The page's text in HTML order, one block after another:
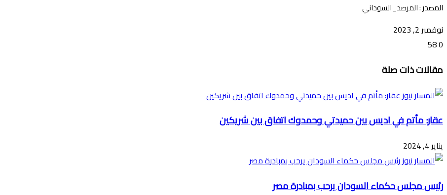
المصدر : المرصد_السوداني
نوفمبر 2, 2023
0
عبر
البريد
مقالات ذات صلة
عقار: مأتم في اديس بين حميدتي وحمدوك اتفاق بين شريكين
يناير 4, 2024
رئيس مجلس حكماء السودان يرحب بمبادرة مصر